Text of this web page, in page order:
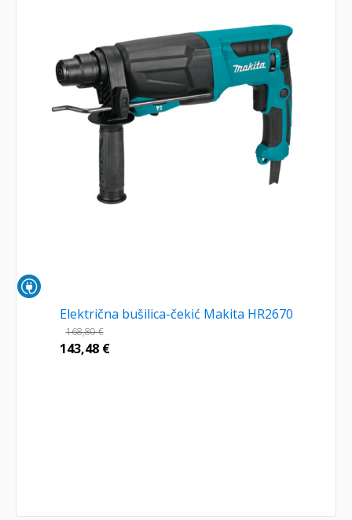
Električna bušilica-čekić Makita HR2670
168,80€
143,48 €